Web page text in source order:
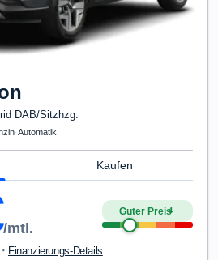
DAB/Sitzhzg.
·Automatik
Kaufen
/mtl.
Guter Preis4
· Finanzierungs-Details